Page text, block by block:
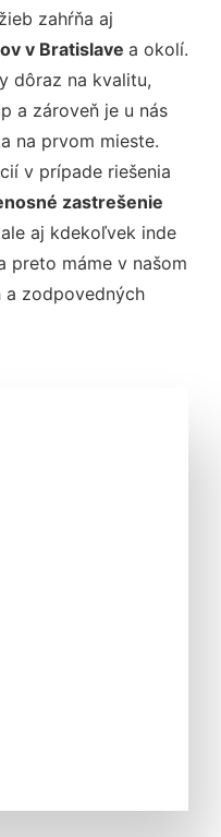
zahŕňa aj
v Bratislave a okolí.
dôraz na kvalitu,
a zároveň je u nás
na prvom mieste.
v prípade riešenia
zastrešenie
aj kdekoľvek inde
preto máme v našom
a zodpovedných